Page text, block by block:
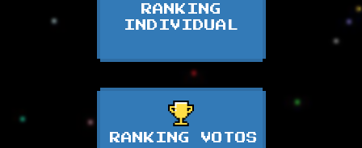
RANKING
INDIVIDUAL
RANKING VOTOS